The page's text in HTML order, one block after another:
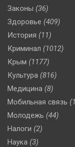
Законы (36)
Здоровье (409)
История (11)
Криминал (1012)
Крым (1177)
Культура (816)
Медицина (8)
Мобильная связь
Молодежь (44)
Налоги (2)
Наука (3)